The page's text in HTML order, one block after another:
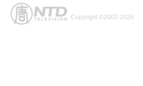
Copyright ©2002-2026